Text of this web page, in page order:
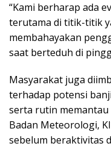
“Kami berharap ada
terutama di titik-titik
membahayakan
saat berteduh di
Masyarakat juga
terhadap potensi
serta rutin
Badan Meteorologi,
sebelum beraktivitas